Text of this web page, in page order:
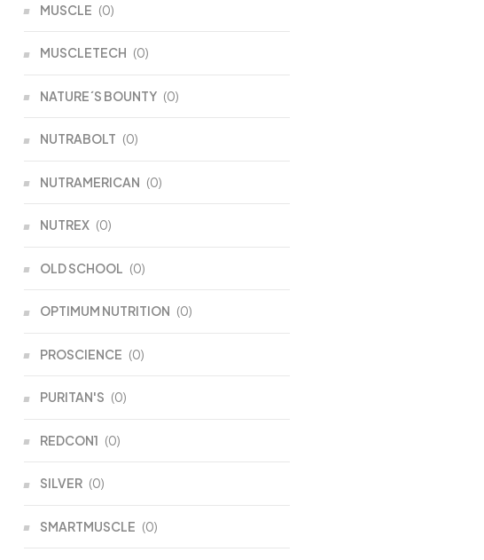
MUSCLE (0)
MUSCLETECH (0)
NATURE´S BOUNTY (0)
NUTRABOLT (0)
NUTRAMERICAN (0)
NUTREX (0)
OLD SCHOOL (0)
OPTIMUM NUTRITION (0)
PROSCIENCE (0)
PURITAN'S (0)
REDCON1 (0)
SILVER (0)
SMARTMUSCLE (0)